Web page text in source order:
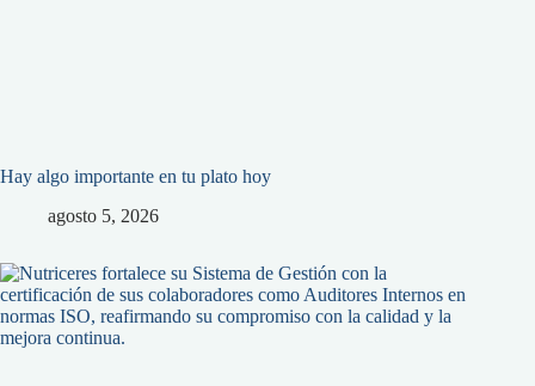
Hay algo importante en tu plato hoy
agosto 5, 2026